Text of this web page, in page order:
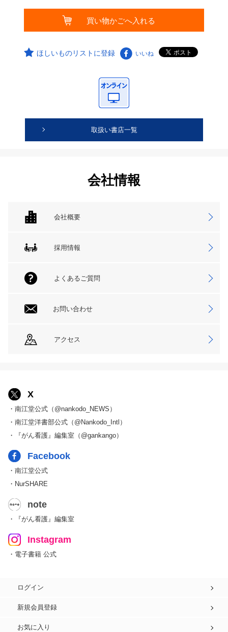
ほしいものリストに登録 いいね
取扱い書店一覧
会社情報
会社概要
採用情報
よくあるご質問
お問い合わせ
アクセス
X
・南江堂公式（@nankodo_NEWS）
・南江堂洋書部公式（@Nankodo_Intl）
・『がん看護』編集室（@gankango）
Facebook
・南江堂公式
・NurSHARE
note
・『がん看護』編集室
Instagram
・電子書籍 公式
ログイン
新規会員登録
お気に入り